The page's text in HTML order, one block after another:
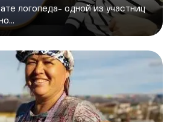
логопеда- одной из участниц